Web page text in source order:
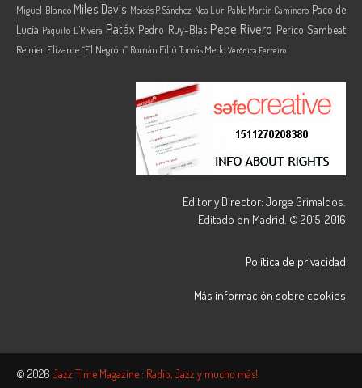
Miguel Blanco Miles Davis Moisés P. Sánchez Noa Lur Pablo Martín Caminero Paco de
Lucía Paquito D'Rivera Patáx Pedro Ruy-Blas Pepe Rivero Perico Sambeat
Reinier Elizarde “El Negrón” Román Filiú Tomás Merlo Verónica Ferreiro
Editor y Director: Jorge Grimaldos.
Editado en Madrid. © 2015-2016
Política de privacidad
Más información sobre cookies
© 2026 Jazz Time Magazine : Radio, Jazz y mucho más!